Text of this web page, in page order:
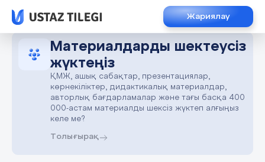
Жариялау
Материалдарды шектеусіз
жүктеңіз
ҚМЖ, ашық сабақтар, презентациялар,
көрнекіліктер, дидактикалық материалдар,
авторлық бағдарламалар және тағы басқа 400
000-астам материалды шексіз жүктеп алғыңыз
келе ме?
Толығырақ